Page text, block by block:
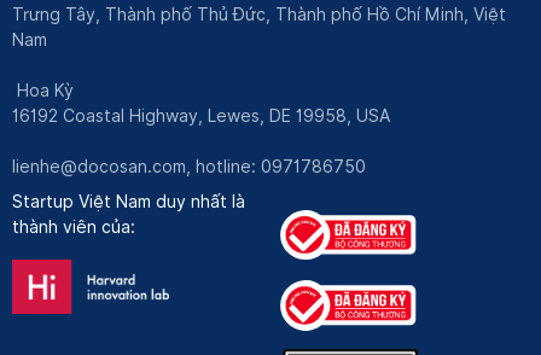
Trưng Tây, Thành phố Thủ Đức, Thành phố Hồ Chí Minh, Việt
Nam
Hoa Kỳ
16192 Coastal Highway, Lewes, DE 19958, USA
lienhe@docosan.com , hotline: 0971786750
Startup Việt Nam duy nhất là
thành viên của: